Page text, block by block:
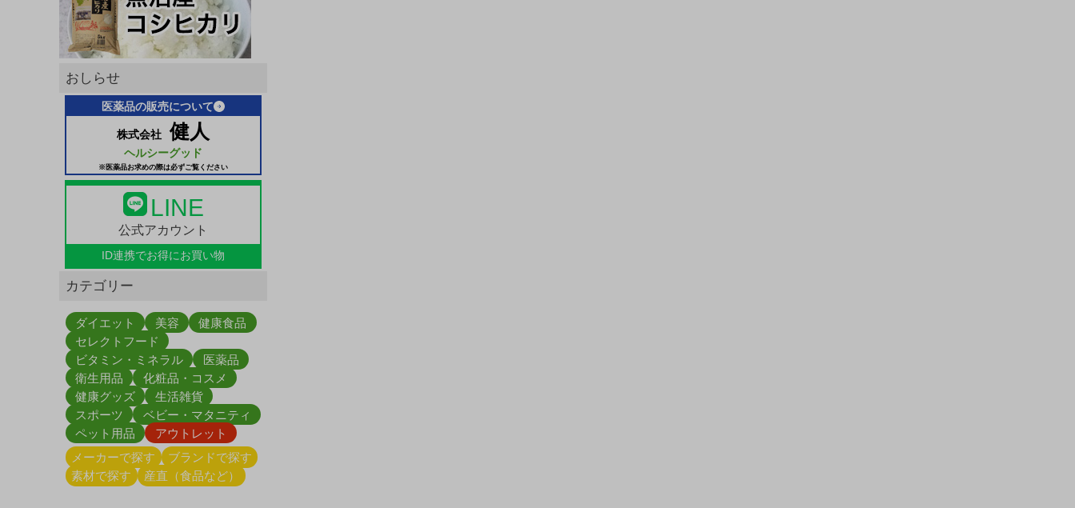
おしらせ
医薬品の販売について
株式会社 健人
ヘルシーグッド
※医薬品お求めの際は必ずご覧ください
LINE
公式アカウント
ID連携でお得にお買い物
カテゴリー
ダイエット 美容
健康食品
セレクトフード
ビタミン・ミネラル
医薬品
衛生用品
化粧品・コスメ
健康グッズ
生活雑貨
スポーツ
ベビー・マタニティ
ペット用品
アウトレット
メーカーで探す
ブランドで探す
素材で探す
産直（食品など）